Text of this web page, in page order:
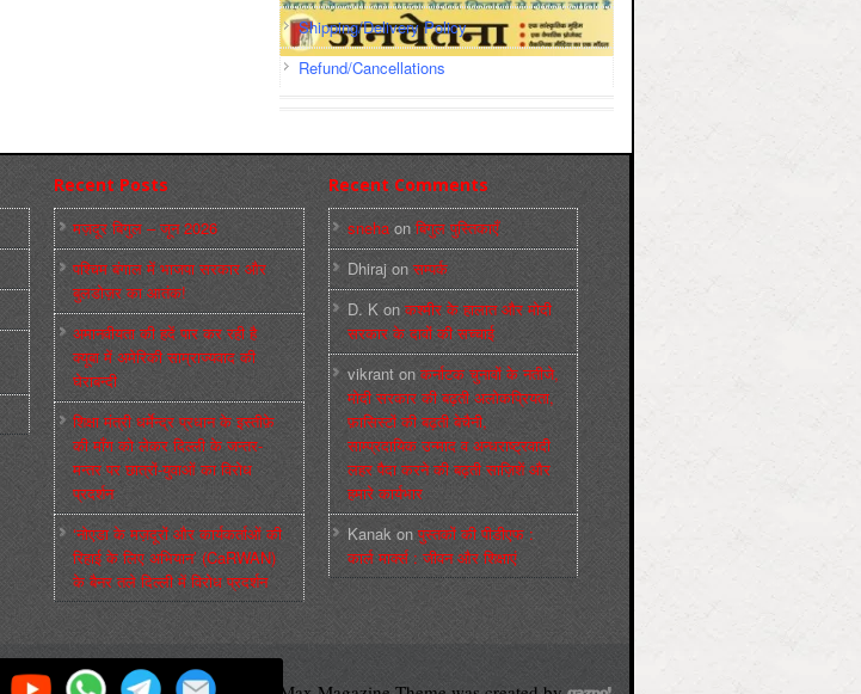
Shipping/Delivery Policy
Refund/Cancellations
Recent Posts
मज़दूर बिगुल – जून 2026
पश्चिम बंगाल में भाजपा सरकार और
बुलडोज़र का आतंक!
अमानवीयता की हदें पार कर रही है
क्यूबा में अमेरिकी साम्राज्यवाद की
घेराबन्दी
शिक्षा मंत्री धर्मेन्द्र प्रधान के इस्तीफ़े
की माँग को लेकर दिल्ली के जन्तर-
मन्तर पर छात्रों-युवाओं का विरोध
प्रदर्शन
‘नोएडा के मज़दूरों और कार्यकर्ताओं की
रिहाई के लिए अभियान’ (CaRWAN)
के बैनर तले दिल्ली में विरोध प्रदर्शन
Recent Comments
snehaonबिगुल पुस्तिकाएँ
Dhirajon सम्पर्क
D. Konकश्मीर के हालात और मोदी
सरकार के दावों की सच्चाई
vikrantonकर्नाटक चुनावों के नतीजे,
मोदी सरकार की बढ़ती अलोकप्रियता,
फ़ासिस्टों की बढ़ती बेचैनी,
साम्प्रदायिक उन्माद व अन्धराष्ट्रवादी
लहर पैदा करने की बढ़ती साज़िशें और
हमारे कार्यभार
Kanakonपुस्‍तकों की पीडीएफ :
कार्ल मार्क्‍स : जीवन और शिक्षाएं
Powered by
WordPress